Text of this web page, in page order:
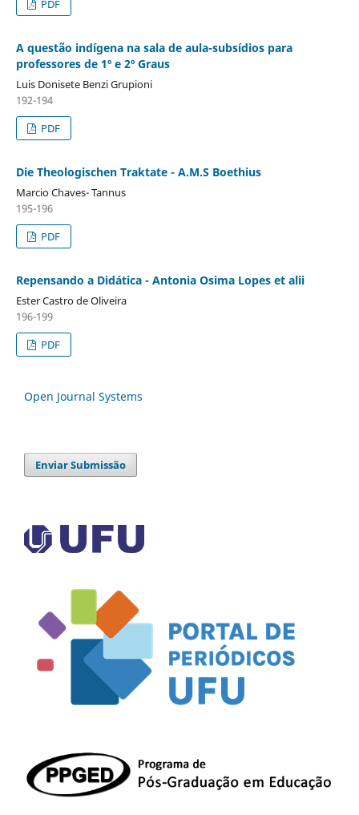
PDF
A questão indígena na sala de aula-subsídios para
professores de 1º e 2º Graus
Luis Donisete Benzi Grupioni
192-194
PDF
Die Theologischen Traktate - A.M.S Boethius
Marcio Chaves- Tannus
195-196
PDF
Repensando a Didática - Antonia Osima Lopes et alii
Ester Castro de Oliveira
196-199
PDF
Open Journal Systems
Enviar Submissão